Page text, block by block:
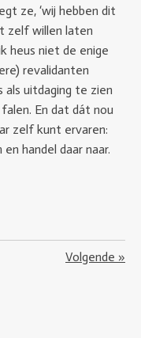
ze, ‘wij hebben dit
zelf willen laten
heus niet de enige
revalidanten
als uitdaging te zien
En dat dát nou
zelf kunt ervaren:
handel daar naar.
Volgende »